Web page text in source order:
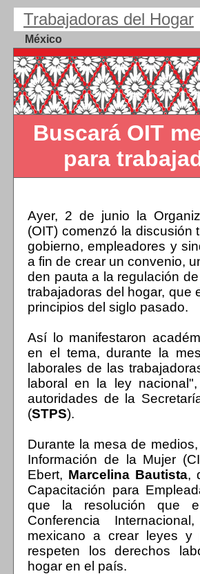
Trabajadoras del Hogar
México
Buscará OIT
para
Ayer, 2 de junio la
(OIT) comenzó la discusión
gobierno, empleadores y
a fin de crear un convenio,
den pauta a la regulación
trabajadoras del hogar, que
principios del siglo pasado.
Así lo manifestaron
en el tema, durante la
laborales de las
laboral en la ley
autoridades de la
(STPS).
Durante la mesa de
Información de la Mujer
Ebert, Marcelina Bautista,
Capacitación para
que la resolución que
Conferencia
mexicano a crear leyes y
respeten los derechos
hogar en el país.